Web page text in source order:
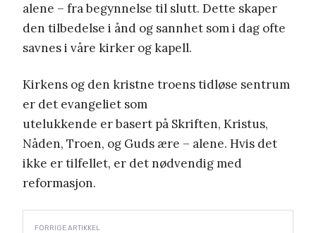
alene – fra begynnelse til slutt. Dette skaper
den tilbedelse i ånd og sannhet som i dag ofte
savnes i våre kirker og kapell.
Kirkens og den kristne troens tidløse sentrum
er det evangeliet som
utelukkende er basert på Skriften, Kristus,
Nåden, Troen, og Guds ære – alene. Hvis det
ikke er tilfellet, er det nødvendig med
reformasjon.